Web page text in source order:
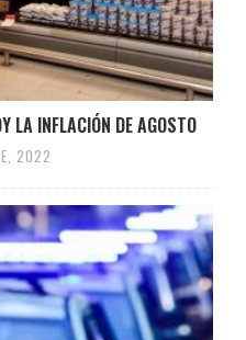
LA INFLACIÓN DE AGOSTO
2022